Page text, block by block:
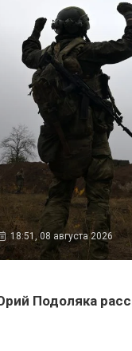
18:51, 08 августа 2026
Подоляка